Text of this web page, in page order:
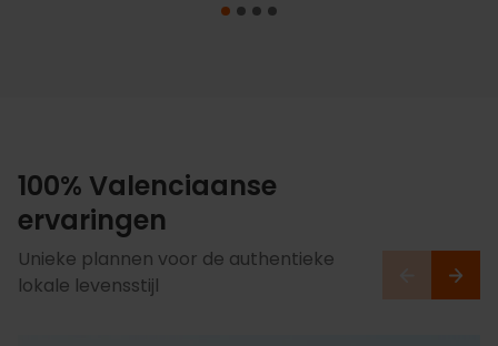
100% Valenciaanse
ervaringen
Unieke plannen voor de authentieke
lokale levensstijl